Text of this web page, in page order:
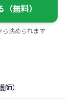
無料）
ら決められます
）